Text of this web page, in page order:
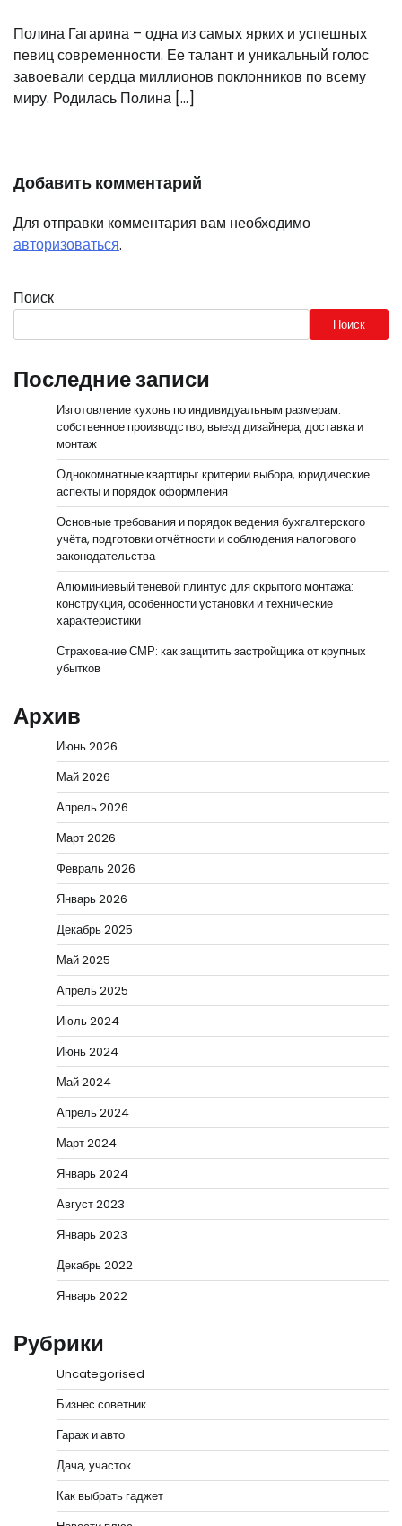
Полина Гагарина – одна из самых ярких и успешных
певиц современности. Ее талант и уникальный голос
завоевали сердца миллионов поклонников по всему
миру. Родилась Полина […]
Добавить комментарий
Для отправки комментария вам необходимо
авторизоваться.
Поиск
Поиск
Последние записи
Изготовление кухонь по индивидуальным размерам:
собственное производство, выезд дизайнера, доставка и
монтаж
Однокомнатные квартиры: критерии выбора, юридические
аспекты и порядок оформления
Основные требования и порядок ведения бухгалтерского
учёта, подготовки отчётности и соблюдения налогового
законодательства
Алюминиевый теневой плинтус для скрытого монтажа:
конструкция, особенности установки и технические
характеристики
Страхование СМР: как защитить застройщика от крупных
убытков
Архив
Июнь 2026
Май 2026
Апрель 2026
Март 2026
Февраль 2026
Январь 2026
Декабрь 2025
Май 2025
Апрель 2025
Июль 2024
Июнь 2024
Май 2024
Апрель 2024
Март 2024
Январь 2024
Август 2023
Январь 2023
Декабрь 2022
Январь 2022
Рубрики
Uncategorised
Бизнес советник
Гараж и авто
Дача, участок
Как выбрать гаджет